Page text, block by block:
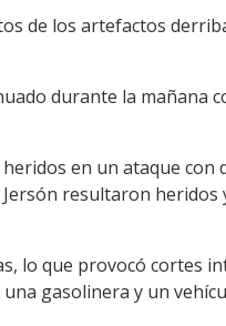
de los artefactos
durante la mañana
en un ataque con
resultaron heridos
lo que provocó cortes
gasolinera y un